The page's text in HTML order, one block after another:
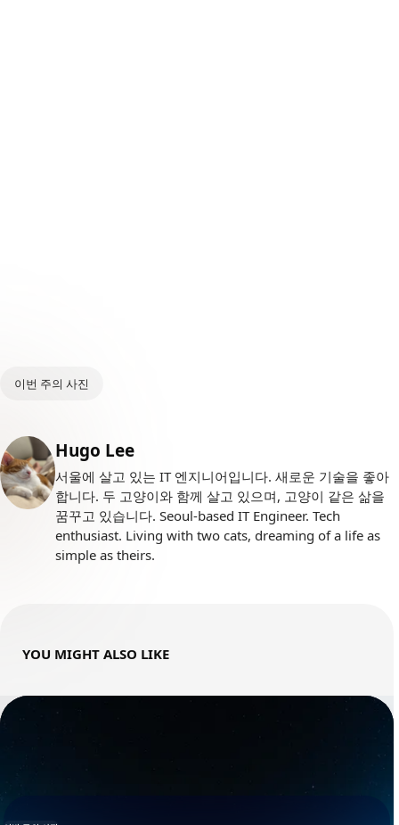
이번 주의 사진
Posted by
Hugo Lee
서울에 살고 있는 IT 엔지니어입니다. 새로운 기술을 좋아
합니다. 두 고양이와 함께 살고 있으며, 고양이 같은 삶을
꿈꾸고 있습니다. Seoul-based IT Engineer. Tech
enthusiast. Living with two cats, dreaming of a life as
simple as theirs.
YOU MIGHT ALSO LIKE